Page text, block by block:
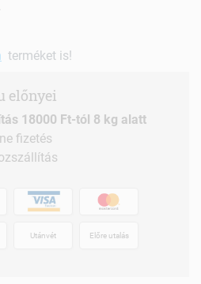
terméket is!
előnyei
18000 Ft-tól 8 kg alatt
fizetés
Utánvét Előre utalás